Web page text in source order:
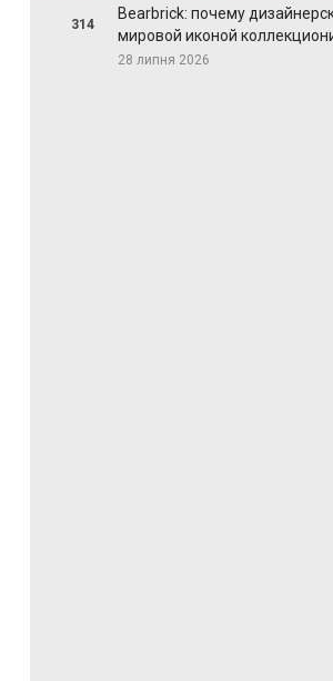
314
Bearbrick: почему
мировой иконой
28 липня 2026